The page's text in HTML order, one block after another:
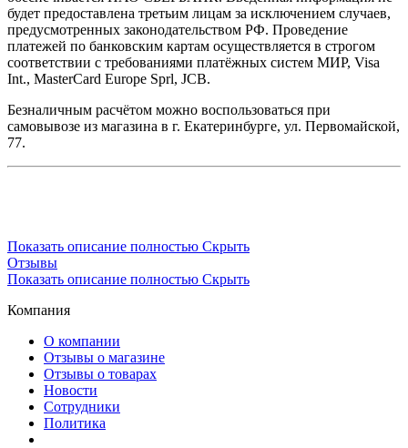
будет предоставлена третьим лицам за исключением случаев,
предусмотренных законодательством РФ. Проведение
платежей по банковским картам осуществляется в строгом
соответствии с требованиями платёжных систем МИР, Visa
Int., MasterCard Europe Sprl, JCB.
Безналичным расчётом можно воспользоваться при
самовывозе из магазина в г. Екатеринбурге, ул. Первомайской,
77.
Показать описание полностью Скрыть
Отзывы
Показать описание полностью Скрыть
Компания
О компании
Отзывы о магазине
Отзывы о товарах
Новости
Сотрудники
Политика